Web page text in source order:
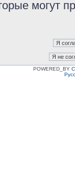
могут
POWERED_BY